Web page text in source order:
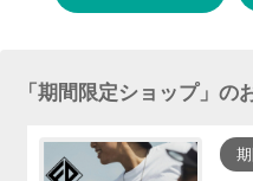
「期間限定ショップ」の